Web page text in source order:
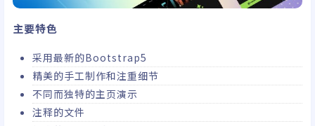
主要特色
采用最新的Bootstrap5
精美的手工制作和注重细节
不同而独特的主页演示
注释的文件